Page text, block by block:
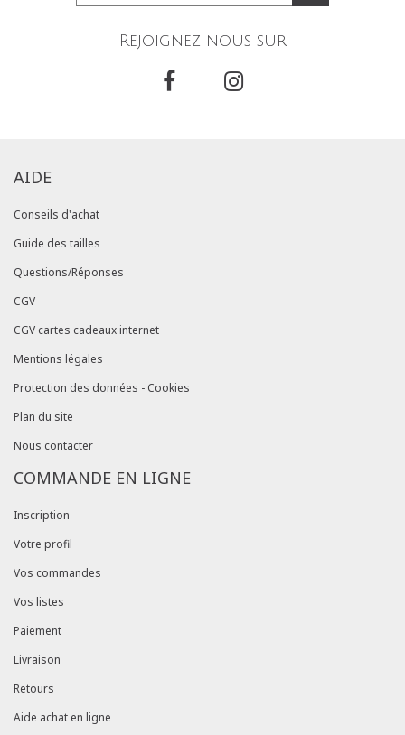
Rejoignez nous sur
AIDE
Conseils d'achat
Guide des tailles
Questions/Réponses
CGV
CGV cartes cadeaux internet
Mentions légales
Protection des données - Cookies
Plan du site
Nous contacter
COMMANDE EN LIGNE
Inscription
Votre profil
Vos commandes
Vos listes
Paiement
Livraison
Retours
Aide achat en ligne